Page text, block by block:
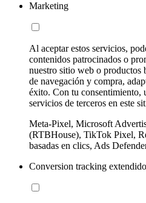
Marketing
Al aceptar estos servicios,
contenidos patrocinados o
nuestro sitio web o productos
de navegación y compra,
éxito. Con tu consentimiento,
servicios de terceros en este
Meta-Pixel, Microsoft
(RTBHouse), TikTok Pixel,
basadas en clics, Ads
Conversion tracking extendido